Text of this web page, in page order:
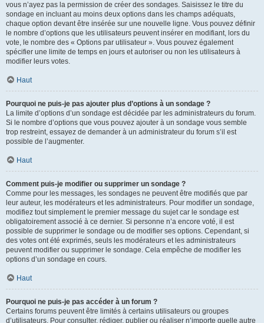
vous n’ayez pas la permission de créer des sondages. Saisissez le titre du
sondage en incluant au moins deux options dans les champs adéquats,
chaque option devant être insérée sur une nouvelle ligne. Vous pouvez définir
le nombre d’options que les utilisateurs peuvent insérer en modifiant, lors du
vote, le nombre des « Options par utilisateur ». Vous pouvez également
spécifier une limite de temps en jours et autoriser ou non les utilisateurs à
modifier leurs votes.
Haut
Pourquoi ne puis-je pas ajouter plus d’options à un sondage ?
La limite d’options d’un sondage est décidée par les administrateurs du forum.
Si le nombre d’options que vous pouvez ajouter à un sondage vous semble
trop restreint, essayez de demander à un administrateur du forum s’il est
possible de l’augmenter.
Haut
Comment puis-je modifier ou supprimer un sondage ?
Comme pour les messages, les sondages ne peuvent être modifiés que par
leur auteur, les modérateurs et les administrateurs. Pour modifier un sondage,
modifiez tout simplement le premier message du sujet car le sondage est
obligatoirement associé à ce dernier. Si personne n’a encore voté, il est
possible de supprimer le sondage ou de modifier ses options. Cependant, si
des votes ont été exprimés, seuls les modérateurs et les administrateurs
peuvent modifier ou supprimer le sondage. Cela empêche de modifier les
options d’un sondage en cours.
Haut
Pourquoi ne puis-je pas accéder à un forum ?
Certains forums peuvent être limités à certains utilisateurs ou groupes
d’utilisateurs. Pour consulter, rédiger, publier ou réaliser n’importe quelle autre